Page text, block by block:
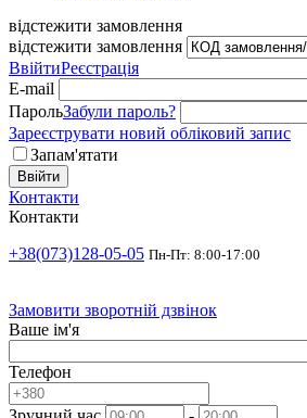
відстежити замовлення
відстежити замовлення
ВвійтиРеєстрація
E-mail
ПарольЗабули пароль?
Зареєструвати новий обліковий запис
Запам'ятати
Ввійти
Контакти
Контакти
+38(073)128-05-05 Пн-Пт: 8:00-17:00
Замовити зворотній дзвінок
Ваше ім'я
Телефон